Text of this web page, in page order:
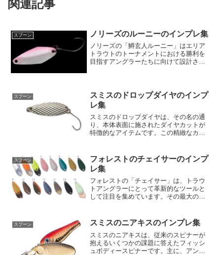
関連記事
スプーン ノリーズのルーニーのインプレ集
ノリーズの「鱒玄人ルーニー」はエリア
トラウトのトーナメントにおける勝利を
目指すアングラーたちに向けて設計され
に、試合開始直後や魚が放流...
スプーン
スミスのドロップダイヤのインプ
レ集
スミスのドロップダイヤは、その名の通
り、本体表面に施されたダイヤカットが
特徴的なアイテムです。この精緻なカッ
ドロップダイヤの動きの振り幅は比較的
控えめでありながらも、そ...
スプーン
フォレストのチェイサーのインプ
レ集
フォレストの「チェイサー」は、トラウ
トアングラーにとって革新的なツールと
して注目を集めています。その最大の特
ウトに対して絶大なアピールを持ち、そ
の微波動によって魚を誘引...
スプーン スミスのニアキスのインプレ集
スミスのニアキスは、従来のスピナーが
抱えるいくつかの課題に答えたフィッシ
ュボディースピナーです。主に、アング